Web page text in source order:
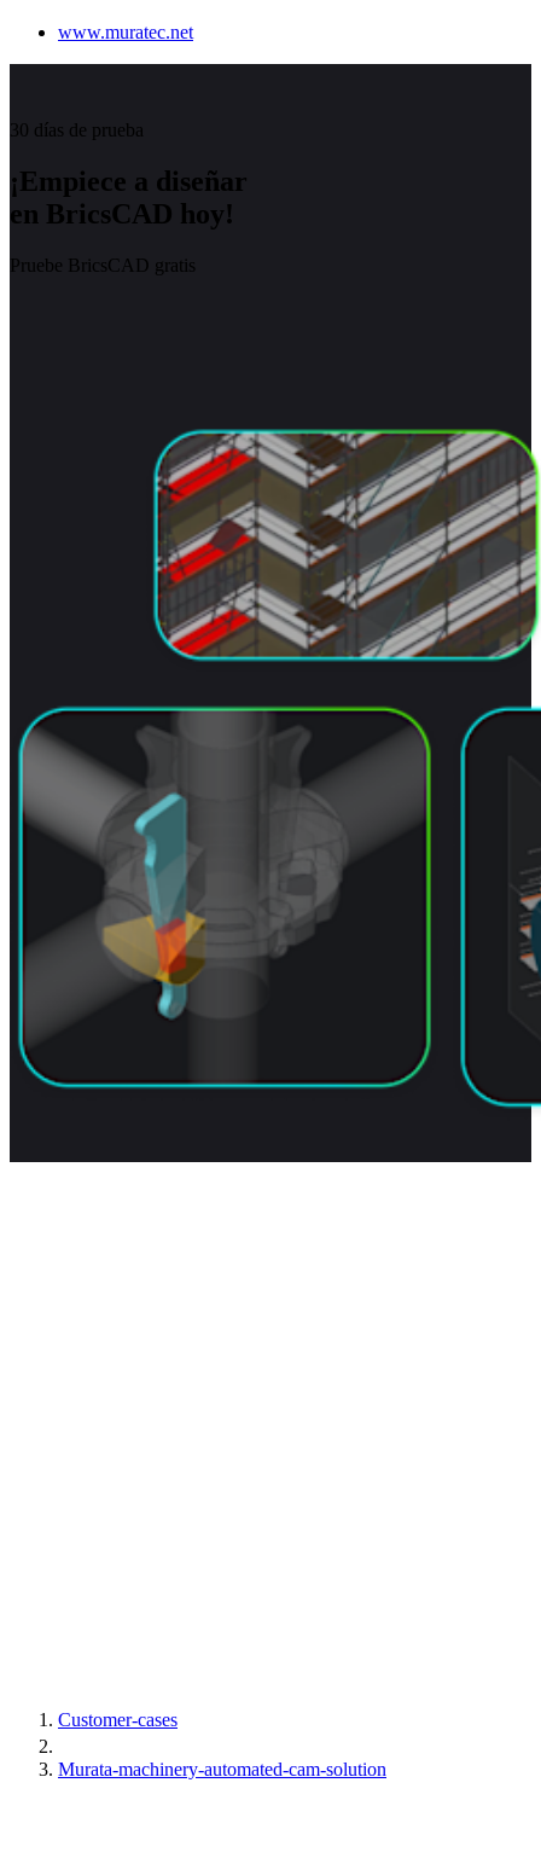
www.muratec.net
30 días de prueba
¡Empiece a diseñar
en BricsCAD hoy!
Pruebe BricsCAD gratis
Customer-cases
Murata-machinery-automated-cam-solution